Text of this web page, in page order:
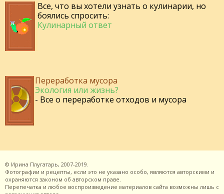
Все, что вы хотели узнать о кулинарии, но
боялись спросить:
Кулинарный ответ
Переработка мусора
Экология или жизнь?
- Все о переработке отходов и мусора
© Ирина Плугатарь, 2007-2019.
Фотографии и рецепты, если это не указано особо, являются авторскими и
охраняются законом об авторском праве.
Перепечатка и любое воспроизведение материалов сайта возможны лишь с